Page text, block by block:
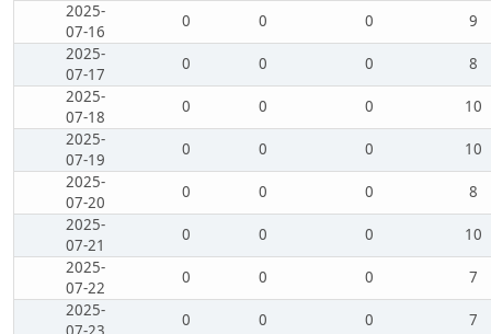
2025-
07-16
0 0 0
9
2025-
07-17
0 0 0
8
2025-
07-18
0 0 0
10
2025-
07-19
0 0 0
10
2025-
07-20
0 0 0
8
2025-
07-21
0 0 0
10
2025-
07-22
0 0 0
7
2025-
0 0 0
7